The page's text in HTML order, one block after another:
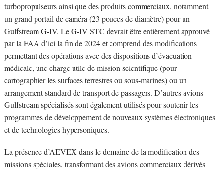
turbopropulseurs ainsi que des produits commerciaux, notamment
un grand portail de caméra (23 pouces de diamètre) pour un
Gulfstream G-IV. Le G-IV STC devrait être entièrement approuvé
par la FAA d’ici la fin de 2024 et comprend des modifications
permettant des opérations avec des dispositions d’évacuation
médicale, une charge utile de mission scientifique (pour
cartographier les surfaces terrestres ou sous-marines) ou un
arrangement standard de transport de passagers. D’autres avions
Gulfstream spécialisés sont également utilisés pour soutenir les
programmes de développement de nouveaux systèmes électroniques
et de technologies hypersoniques.
La présence d’AEVEX dans le domaine de la modification des
missions spéciales, transformant des avions commerciaux dérivés